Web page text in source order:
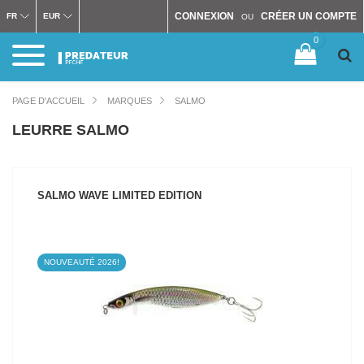
CONNEXION OU CRÉER UN COMPTE
FR EUR
0
PAGE D'ACCUEIL MARQUES SALMO
LEURRE SALMO
SALMO WAVE LIMITED EDITION
NOUVEAUTÉ 2026!